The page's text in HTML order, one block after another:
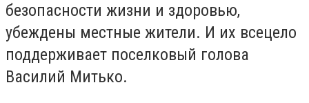
безопасности жизни и здоровью,
убеждены местные жители. И их всецело
поддерживает поселковый голова
Василий Митько.